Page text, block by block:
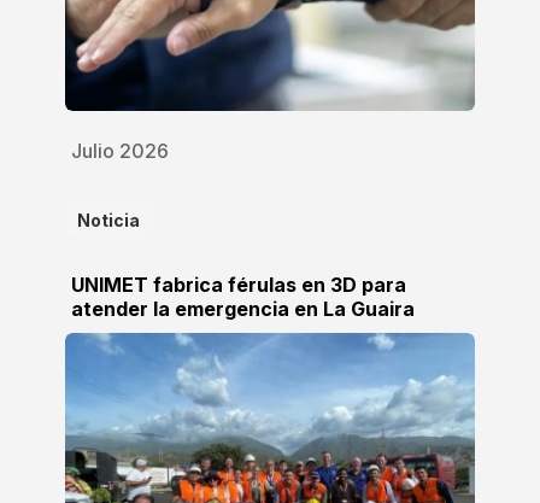
Julio 2026
Noticia
UNIMET fabrica férulas en 3D para
atender la emergencia en La Guaira